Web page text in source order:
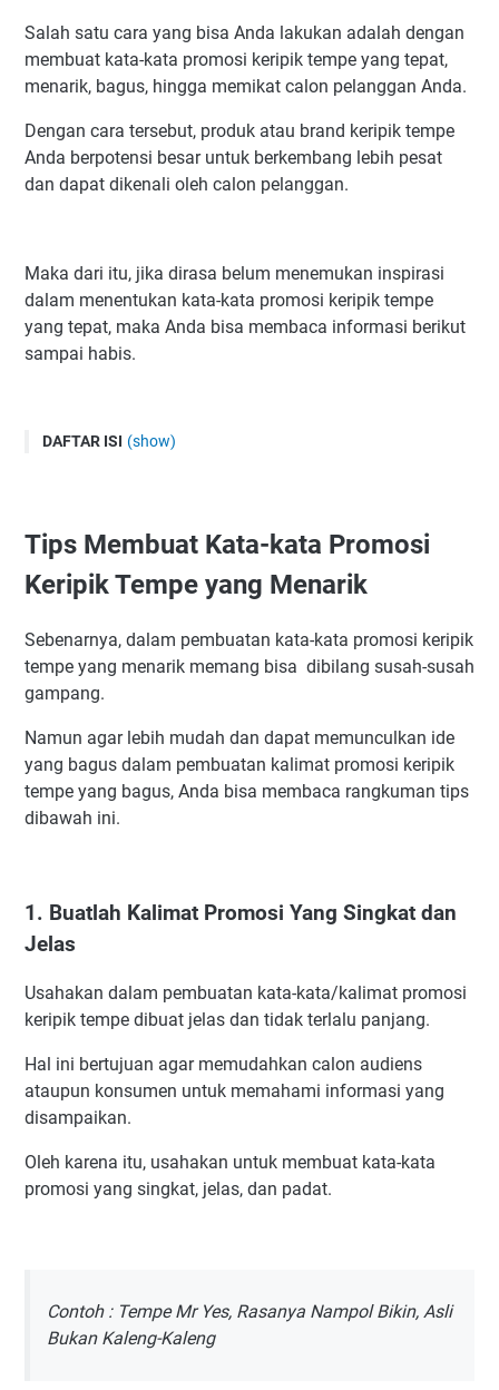
Salah satu cara yang bisa Anda lakukan adalah dengan
membuat kata-kata promosi keripik tempe yang tepat,
menarik, bagus, hingga memikat calon pelanggan Anda.
Dengan cara tersebut, produk atau brand keripik tempe
Anda berpotensi besar untuk berkembang lebih pesat
dan dapat dikenali oleh calon pelanggan.
Maka dari itu, jika dirasa belum menemukan inspirasi
dalam menentukan kata-kata promosi keripik tempe
yang tepat, maka Anda bisa membaca informasi berikut
sampai habis.
DAFTAR ISI (show)
1. Buatlah Kalimat Promosi Yang Singkat dan Jelas
3. Berikan Alasan Mengapa Seseorang Membeli Produk
4. Gunakan Kalimat Persuasif
5. Berikan Cashback atau Diskon Menarik
Contoh Kata-Kata Promosi Tempe yang Lucu
Contoh Iklan Keripik Tempe di Berbagai Media
Contoh Kata-kata Promosi Tempe yang Unik
Manfaat Promosi Dengan Kata-kata Menarik
Tips Membuat Kata-kata Promosi
Keripik Tempe yang Menarik
Sebenarnya, dalam pembuatan kata-kata promosi keripik
tempe yang menarik memang bisa dibilang susah-susah
gampang.
Namun agar lebih mudah dan dapat memunculkan ide
yang bagus dalam pembuatan kalimat promosi keripik
tempe yang bagus, Anda bisa membaca rangkuman tips
dibawah ini.
1. Buatlah Kalimat Promosi Yang Singkat dan
Jelas
Usahakan dalam pembuatan kata-kata/kalimat promosi
keripik tempe dibuat jelas dan tidak terlalu panjang.
Hal ini bertujuan agar memudahkan calon audiens
ataupun konsumen untuk memahami informasi yang
disampaikan.
Oleh karena itu, usahakan untuk membuat kata-kata
promosi yang singkat, jelas, dan padat.
Contoh : Tempe Mr Yes, Rasanya Nampol Bikin, Asli
Bukan Kaleng-Kaleng